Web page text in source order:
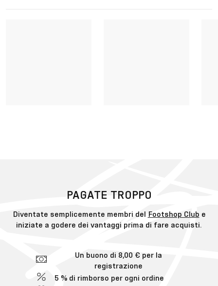
PAGATE TROPPO
Diventate semplicemente membri del Footshop Club e
iniziate a godere dei vantaggi prima di fare acquisti.
Un buono di 8,00 € per la
registrazione
5 % di rimborso per ogni ordine